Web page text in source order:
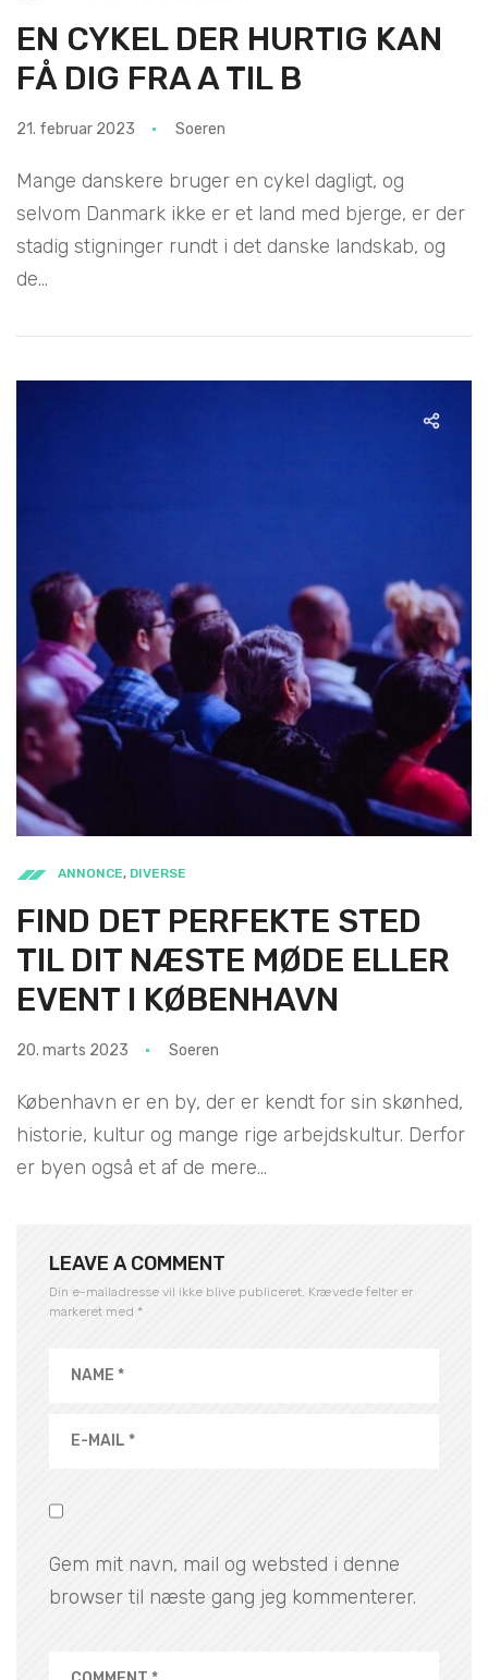
EN CYKEL DER HURTIG KAN
FÅ DIG FRA A TIL B
21. februar 2023 Soeren
Mange danskere bruger en cykel dagligt, og
selvom Danmark ikke er et land med bjerge, er der
stadig stigninger rundt i det danske landskab, og
de...
ANNONCE, DIVERSE
FIND DET PERFEKTE STED
TIL DIT NÆSTE MØDE ELLER
EVENT I KØBENHAVN
20. marts 2023 Soeren
København er en by, der er kendt for sin skønhed,
historie, kultur og mange rige arbejdskultur. Derfor
er byen også et af de mere...
LEAVE A COMMENT
Din e-mailadresse vil ikke blive publiceret. Krævede felter er
markeret med *
Gem mit navn, mail og websted i denne
browser til næste gang jeg kommenterer.